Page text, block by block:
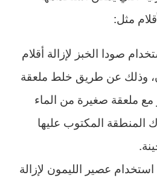
مثل:
صودا الخبز لإزالة أقلام
وذلك عن طريق خلط ملعقة
مع ملعقة صغيرة من الماء
المنطقة المكتوب عليها
عصير الليمون لإزالة